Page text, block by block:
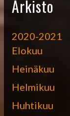
Arkisto
2020-2021
Elokuu
Heinäkuu
Helmikuu
Huhtikuu